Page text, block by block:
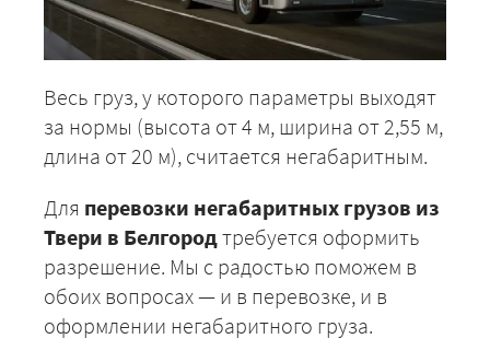
Весь груз, у которого параметры выходят
за нормы (высота от 4 м, ширина от 2,55 м,
длина от 20 м), считается негабаритным.
Для перевозки негабаритных грузов из
Твери в Белгородтребуется оформить
разрешение. Мы с радостью поможем в
обоих вопросах — и в перевозке, и в
оформлении негабаритного груза.